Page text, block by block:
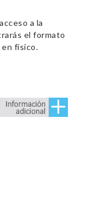
a la
el formato
físico.